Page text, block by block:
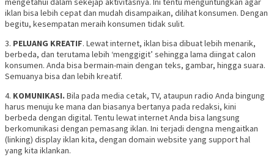
iklan bisa lebih cepat dan mudah disampaikan, dilihat konsumen. Dengan
begitu, kesempatan meraih konsumen tidak sulit.
3. PELUANG KREATIF. Lewat internet, iklan bisa dibuat lebih menarik,
berbeda, dan terutama lebih ‘menggigit’ sehingga lama diingat calon
konsumen. Anda bisa bermain-main dengan teks, gambar, hingga suara.
Semuanya bisa dan lebih kreatif.
4. KOMUNIKASI. Bila pada media cetak, TV, ataupun radio Anda bingung
harus menuju ke mana dan biasanya bertanya pada redaksi, kini
berbeda dengan digital. Tentu lewat internet Anda bisa langsung
berkomunikasi dengan pemasang iklan. Ini terjadi dengna mengaitkan
(linking) display iklan kita, dengan domain website yang support hal
yang kita iklankan.